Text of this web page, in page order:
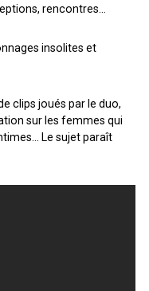
rencontres…
insolites et
clips joués par le duo,
sur les femmes qui
Le sujet paraît